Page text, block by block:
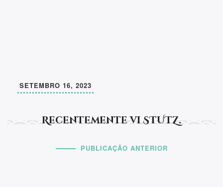
Recentemente vi STUTZ.
SETEMBRO 16, 2023
PUBLICAÇÃO ANTERIOR